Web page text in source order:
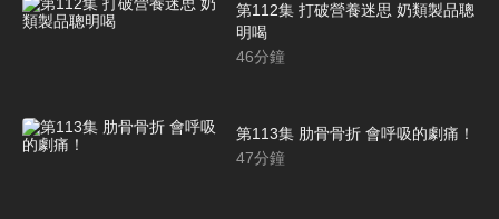
第112集 打破營養迷思 奶類製品聰
明喝
46分鐘
第113集 肋骨骨折 會呼吸的劇痛！
47分鐘